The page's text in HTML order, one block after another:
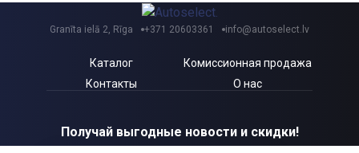
Granīta ielā 2, Rīga +371 20603361 info@autoselect.lv
Каталог
Комиссионная продажа
Контакты
О нас
Получай выгодные новости и скидки!